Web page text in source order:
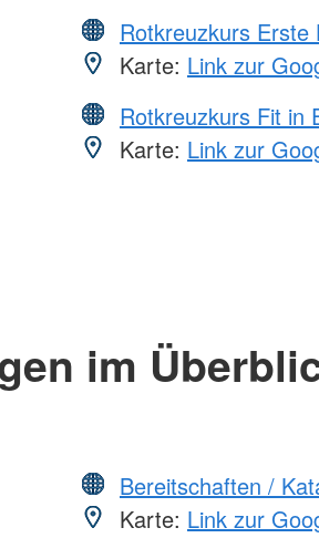
Rotkreuzkurs Erste
Karte: Link zur
Rotkreuzkurs Fit in
Karte: Link zur
im
Bereitschaften /
Karte: Link zur